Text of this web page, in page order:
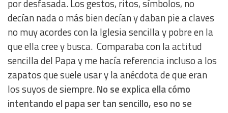
por desfasada. Los gestos, ritos, símbolos, no
decían nada o más bien decían y daban pie a claves
no muy acordes con la Iglesia sencilla y pobre en la
que ella cree y busca. Comparaba con la actitud
sencilla del Papa y me hacía referencia incluso a los
zapatos que suele usar y la anécdota de que eran
los suyos de siempre.No se explica ella cómo
intentando el papa ser tan sencillo, eso no se